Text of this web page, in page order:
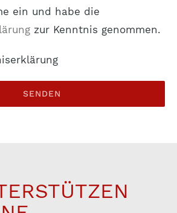
ein und habe die
zur Kenntnis genommen.